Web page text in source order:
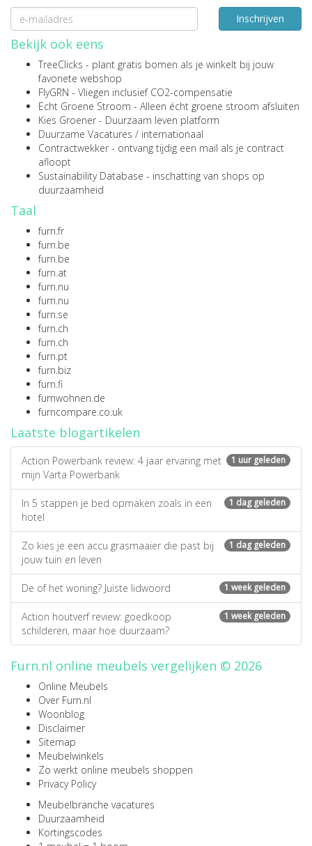
Inschrijven
Bekijk ook eens
TreeClicks - plant gratis bomen als je winkelt bij jouw
favoriete webshop
FlyGRN - Vliegen inclusief CO2-compensatie
Echt Groene Stroom - Alleen écht groene stroom afsluiten
Kies Groener - Duurzaam leven platform
Duurzame Vacatures / internationaal
Contractwekker - ontvang tijdig een mail als je contract
afloopt
Sustainability Database - inschatting van shops op
duurzaamheid
Taal
furn.fr
furn.be
furn.be
furn.at
furn.nu
furn.nu
furn.se
furn.ch
furn.ch
furn.pt
furn.biz
furn.fi
furnwohnen.de
furncompare.co.uk
Laatste blogartikelen
1 uur geleden
Action Powerbank review: 4 jaar ervaring met
mijn Varta Powerbank
1 dag geleden
In 5 stappen je bed opmaken zoals in een
hotel
1 dag geleden
Zo kies je een accu grasmaaier die past bij
jouw tuin en leven
1 week geleden
De of het woning? Juiste lidwoord
1 week geleden
Action houtverf review: goedkoop
schilderen, maar hoe duurzaam?
Furn.nl online meubels vergelijken © 2026
Online Meubels
Over Furn.nl
Woonblog
Disclaimer
Sitemap
Meubelwinkels
Zo werkt online meubels shoppen
Privacy Policy
Meubelbranche vacatures
Duurzaamheid
Kortingscodes